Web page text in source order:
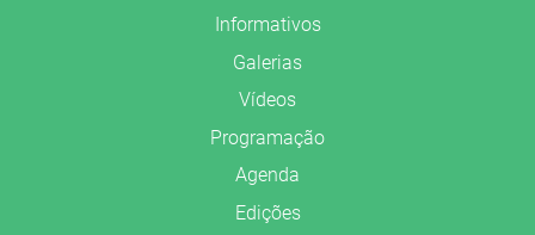
Informativos
Galerias
Vídeos
Programação
Agenda
Edições